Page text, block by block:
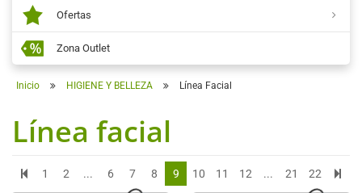
Ofertas
Zona Outlet
Inicio HIGIENE Y BELLEZA Línea Facial
Línea facial
1 2 ... 6 7 8 9 10 11 12 ... 21 22